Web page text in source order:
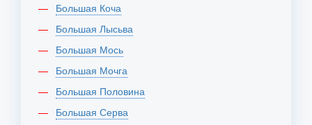
Большая Коча
Большая Лысьва
Большая Мось
Большая Мочга
Большая Половина
Большая Серва